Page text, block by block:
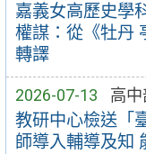
嘉義女高歷史學
權謀：從《牡丹
轉譯
2026-07-13 高中
教研中心檢送「
師導入輔導及知